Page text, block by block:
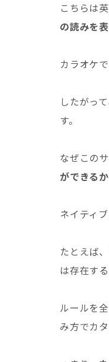
こちらは
の読みを
カラオケ
したがっ
す。
なぜこの
ができる
ネイティ
たとえば
は存在す
ルールを
み方でカ